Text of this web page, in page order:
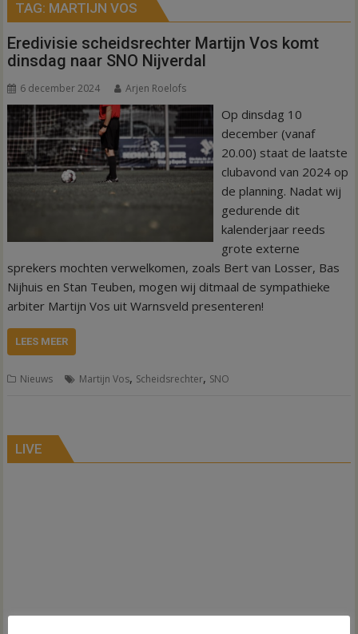
TAG: MARTIJN VOS
Eredivisie scheidsrechter Martijn Vos komt
dinsdag naar SNO Nijverdal
6 december 2024 Arjen Roelofs
Op dinsdag 10
december (vanaf
20.00) staat de laatste
clubavond van 2024 op
de planning. Nadat wij
gedurende dit
kalenderjaar reeds
grote externe
sprekers mochten verwelkomen, zoals Bert van Losser, Bas
Nijhuis en Stan Teuben, mogen wij ditmaal de sympathieke
arbiter Martijn Vos uit Warnsveld presenteren!
LEES MEER
Nieuws Martijn Vos, Scheidsrechter, SNO
LIVE